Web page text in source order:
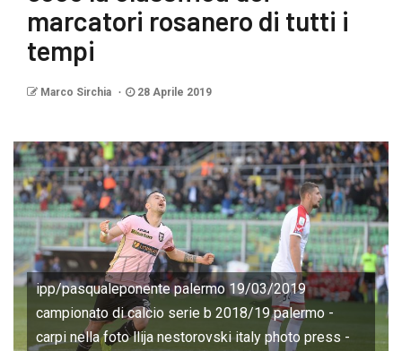
marcatori rosanero di tutti i
tempi
Marco Sirchia 28 Aprile 2019
ipp/pasqualeponente palermo 19/03/2019
campionato di calcio serie b 2018/19 palermo -
carpi nella foto llija nestorovski italy photo press -